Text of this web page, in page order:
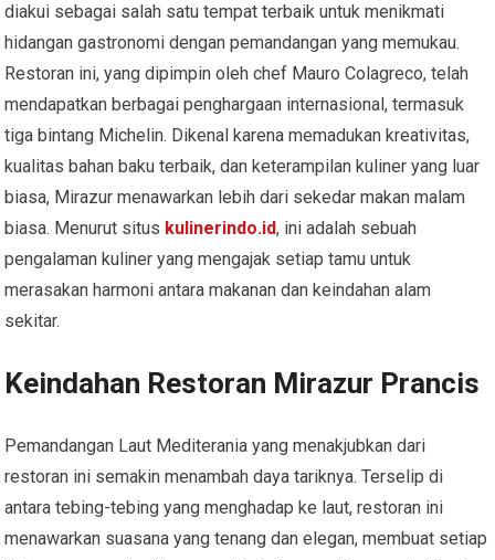
diakui sebagai salah satu tempat terbaik untuk menikmati
hidangan gastronomi dengan pemandangan yang memukau.
Restoran ini, yang dipimpin oleh chef Mauro Colagreco, telah
mendapatkan berbagai penghargaan internasional, termasuk
tiga bintang Michelin. Dikenal karena memadukan kreativitas,
kualitas bahan baku terbaik, dan keterampilan kuliner yang luar
biasa, Mirazur menawarkan lebih dari sekedar makan malam
biasa. Menurut situs kulinerindo.id, ini adalah sebuah
pengalaman kuliner yang mengajak setiap tamu untuk
merasakan harmoni antara makanan dan keindahan alam
sekitar.
Keindahan Restoran Mirazur Prancis
Pemandangan Laut Mediterania yang menakjubkan dari
restoran ini semakin menambah daya tariknya. Terselip di
antara tebing-tebing yang menghadap ke laut, restoran ini
menawarkan suasana yang tenang dan elegan, membuat setiap